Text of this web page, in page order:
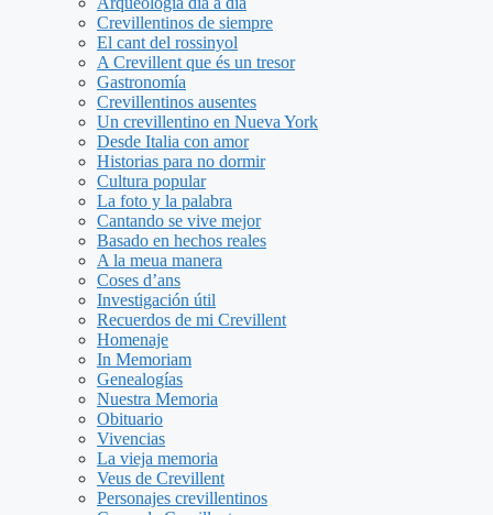
Crevillentinos de siempre
El cant del rossinyol
A Crevillent que és un tresor
Gastronomía
Crevillentinos ausentes
Un crevillentino en Nueva York
Desde Italia con amor
Historias para no dormir
Cultura popular
La foto y la palabra
Cantando se vive mejor
Basado en hechos reales
A la meua manera
Coses d’ans
Investigación útil
Recuerdos de mi Crevillent
Homenaje
In Memoriam
Genealogías
Nuestra Memoria
Obituario
Vivencias
La vieja memoria
Veus de Crevillent
Personajes crevillentinos